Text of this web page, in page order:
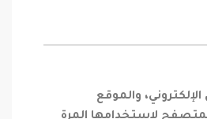
والموقع
لاستخدامها المرة